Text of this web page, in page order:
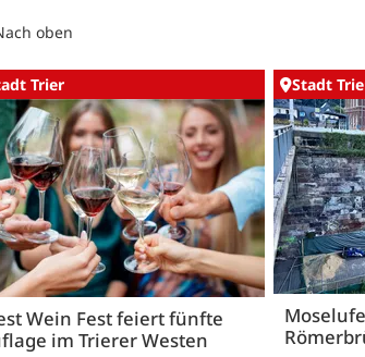
oben
Trier
Wein Fest feiert fünfte
im Trierer Westen
Stadt